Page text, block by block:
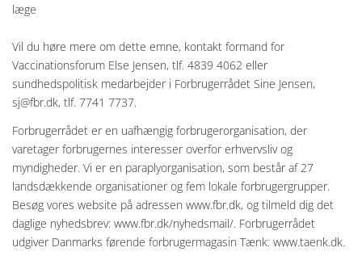
læge
Vil du høre mere om dette emne, kontakt formand for
Vaccinationsforum Else Jensen, tlf. 4839 4062 eller
sundhedspolitisk medarbejder i Forbrugerrådet Sine Jensen,
sj@fbr.dk, tlf. 7741 7737.
Forbrugerrådet er en uafhængig forbrugerorganisation, der
varetager forbrugernes interesser overfor erhvervsliv og
myndigheder. Vi er en paraplyorganisation, som består af 27
landsdækkende organisationer og fem lokale forbrugergrupper.
Besøg vores website på adressen www.fbr.dk, og tilmeld dig det
daglige nyhedsbrev: www.fbr.dk/nyhedsmail/. Forbrugerrådet
udgiver Danmarks førende forbrugermagasin Tænk: www.taenk.dk.